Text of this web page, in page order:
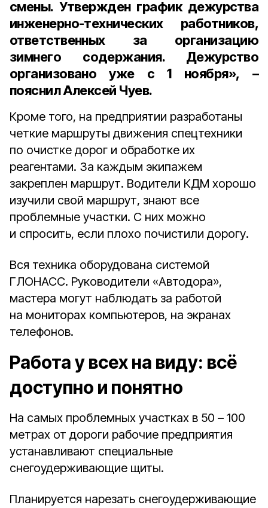
смены. Утвержден график дежурства
инженерно-технических работников,
ответственных за организацию
зимнего содержания. Дежурство
организовано уже с 1 ноября», –
пояснил Алексей Чуев.
Кроме того, на предприятии разработаны
четкие маршруты движения спецтехники
по очистке дорог и обработке их
реагентами. За каждым экипажем
закреплен маршрут. Водители КДМ хорошо
изучили свой маршрут, знают все
проблемные участки. С них можно
и спросить, если плохо почистили дорогу.
Вся техника оборудована системой
ГЛОНАСС. Руководители «Автодора»,
мастера могут наблюдать за работой
на мониторах компьютеров, на экранах
телефонов.
Работа у всех на виду: всё
доступно и понятно
На самых проблемных участках в 50 – 100
метрах от дороги рабочие предприятия
устанавливают специальные
снегоудерживающие щиты.
Планируется нарезать снегоудерживающие